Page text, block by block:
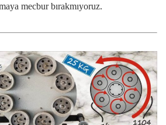
mecbur bırakmıyoruz.